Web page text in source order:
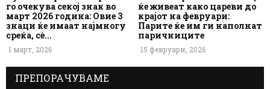
го очекува секој знак во
март 2026 година: Овие 3
знаци ќе имаат најмногу
среќа, сè...
1 март, 2026
ќе живеат како цареви до
крајот на февруари:
Парите ќе им ги наполнат
паричниците
15 февруари, 2026
ПРЕПОРАЧУВАМЕ